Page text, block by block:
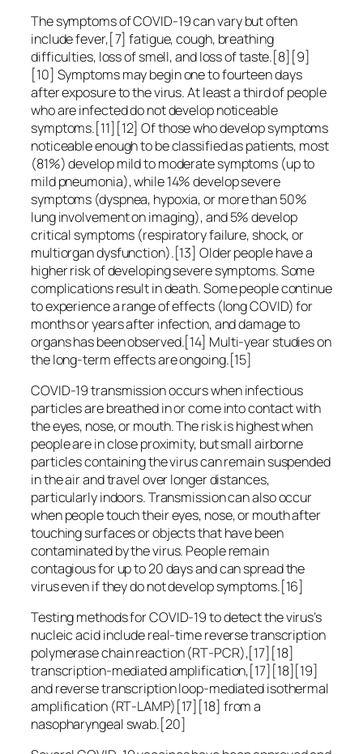
The symptoms of COVID‑19 can vary but often
include fever,[7] fatigue, cough, breathing
difficulties, loss of smell, and loss of taste.[8][9]
[10] Symptoms may begin one to fourteen days
after exposure to the virus. At least a third of people
who are infected do not develop noticeable
symptoms.[11][12] Of those who develop symptoms
noticeable enough to be classified as patients, most
(81%) develop mild to moderate symptoms (up to
mild pneumonia), while 14% develop severe
symptoms (dyspnea, hypoxia, or more than 50%
lung involvement on imaging), and 5% develop
critical symptoms (respiratory failure, shock, or
multiorgan dysfunction).[13] Older people have a
higher risk of developing severe symptoms. Some
complications result in death. Some people continue
to experience a range of effects (long COVID) for
months or years after infection, and damage to
organs has been observed.[14] Multi-year studies on
the long-term effects are ongoing.[15]
COVID‑19 transmission occurs when infectious
particles are breathed in or come into contact with
the eyes, nose, or mouth. The risk is highest when
people are in close proximity, but small airborne
particles containing the virus can remain suspended
in the air and travel over longer distances,
particularly indoors. Transmission can also occur
when people touch their eyes, nose, or mouth after
touching surfaces or objects that have been
contaminated by the virus. People remain
contagious for up to 20 days and can spread the
virus even if they do not develop symptoms.[16]
Testing methods for COVID-19 to detect the virus’s
nucleic acid include real-time reverse transcription
polymerase chain reaction (RT‑PCR),[17][18]
transcription-mediated amplification,[17][18][19]
and reverse transcription loop-mediated isothermal
amplification (RT‑LAMP)[17][18] from a
nasopharyngeal swab.[20]